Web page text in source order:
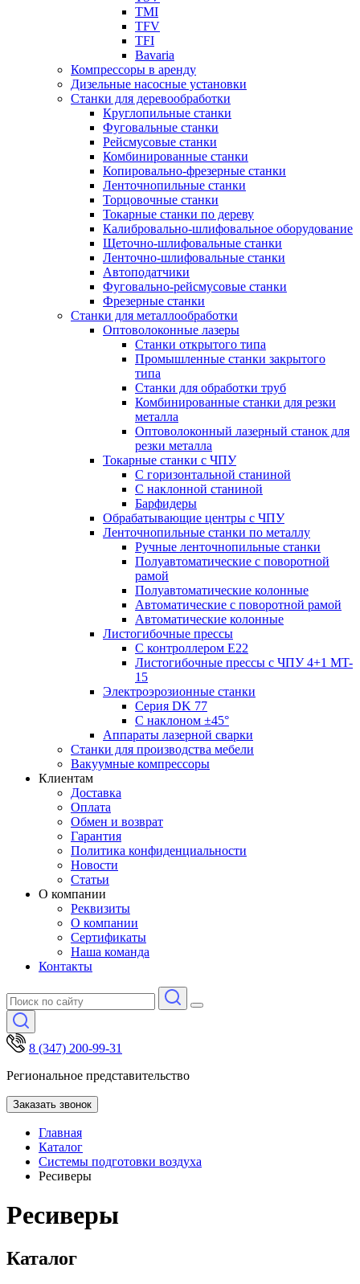
TMI
TFV
TFI
Bavaria
Компрессоры в аренду
Дизельные насосные установки
Станки для деревообработки
Круглопильные станки
Фуговальные станки
Рейсмусовые станки
Комбинированные станки
Копировально-фрезерные станки
Ленточнопильные станки
Торцовочные станки
Токарные станки по дереву
Калибровально-шлифовальное оборудование
Щеточно-шлифовальные станки
Ленточно-шлифовальные станки
Автоподатчики
Фуговально-рейсмусовые станки
Фрезерные станки
Станки для металлообработки
Оптоволоконные лазеры
Станки открытого типа
Промышленные станки закрытого
типа
Станки для обработки труб
Комбинированные станки для резки
металла
Оптоволоконный лазерный станок для
резки металла
Токарные станки с ЧПУ
С горизонтальной станиной
С наклонной станиной
Барфидеры
Обрабатывающие центры с ЧПУ
Ленточнопильные станки по металлу
Ручные ленточнопильные станки
Полуавтоматические с поворотной
рамой
Полуавтоматические колонные
Автоматические с поворотной рамой
Автоматические колонные
Листогибочные прессы
С контроллером E22
Листогибочные прессы с ЧПУ 4+1 MT-
15
Электроэрозионные станки
Серия DK 77
С наклоном ±45°
Аппараты лазерной сварки
Станки для производства мебели
Вакуумные компрессоры
Клиентам
Доставка
Оплата
Обмен и возврат
Гарантия
Политика конфиденциальности
Новости
Статьи
О компании
Реквизиты
О компании
Сертификаты
Наша команда
Контакты
8 (347) 200-99-31
Региональное представительство
Заказать звонок
Главная
Каталог
Системы подготовки воздуха
Ресиверы
Ресиверы
Каталог